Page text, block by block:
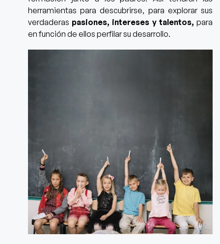
herramientas para descubrirse, para explorar sus
verdaderas pasiones, intereses y talentos, para
en función de ellos perfilar su desarrollo.